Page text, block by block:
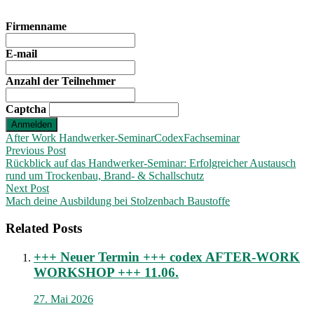
Firmenname
E-mail
Anzahl der Teilnehmer
Captcha
Anmelden
After Work Handwerker-SeminarCodexFachseminar
Post
navigation
Previous Post
Rückblick auf das Handwerker-Seminar: Erfolgreicher Austausch
rund um Trockenbau, Brand- & Schallschutz
Next Post
Mach deine Ausbildung bei Stolzenbach Baustoffe
Related Posts
+++ Neuer Termin +++ codex AFTER-WORK
WORKSHOP +++ 11.06.
27. Mai 2026